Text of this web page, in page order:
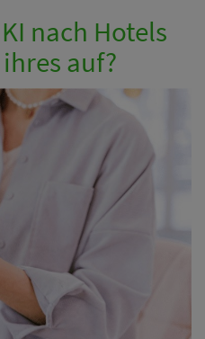
nach Hotels
auf?